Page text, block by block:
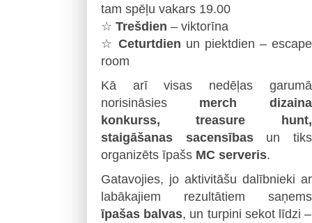
tam spēļu vakars 19.00
☆ Trešdien – viktorīna
☆ Ceturtdien un piektdien – escape
room
Kā arī visas nedēļas garumā
norisināsies merch dizaina
konkurss, treasure hunt,
staigāšanas sacensībasun tiks
organizēts īpašs MC serveris.
Gatavojies, jo aktivitāšu dalībnieki ar
labākajiem rezultātiem saņems
īpašas balvas, un turpini sekot līdzi –